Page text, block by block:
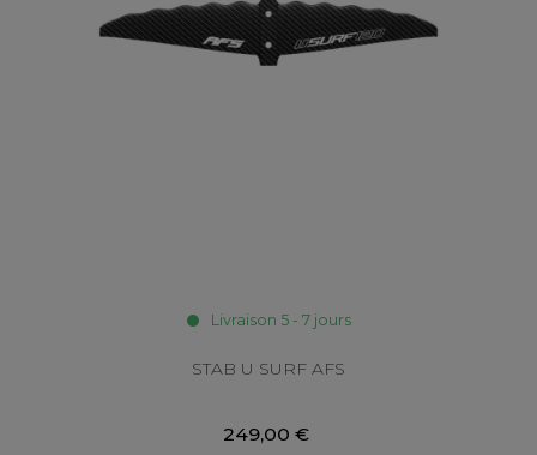
Livraison 5 - 7 jours
STAB U SURF AFS
249,00 €